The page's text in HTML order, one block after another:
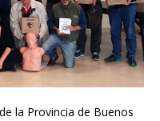
la Provincia de Buenos